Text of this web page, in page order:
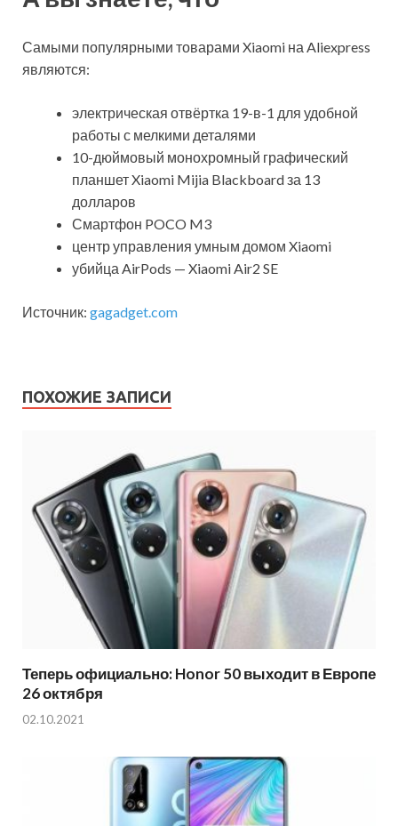
Самыми популярными товарами Xiaomi на Aliexpress
являются:
электрическая отвёртка 19-в-1 для удобной
работы с мелкими деталями
10-дюймовый монохромный графический
планшет Xiaomi Mijia Blackboard за 13
долларов
Смартфон POCO M3
центр управления умным домом Xiaomi
убийца AirPods — Xiaomi Air2 SE
Источник: gagadget.com
ПОХОЖИЕ ЗАПИСИ
Теперь официально: Honor 50 выходит в Европе
26 октября
02.10.2021